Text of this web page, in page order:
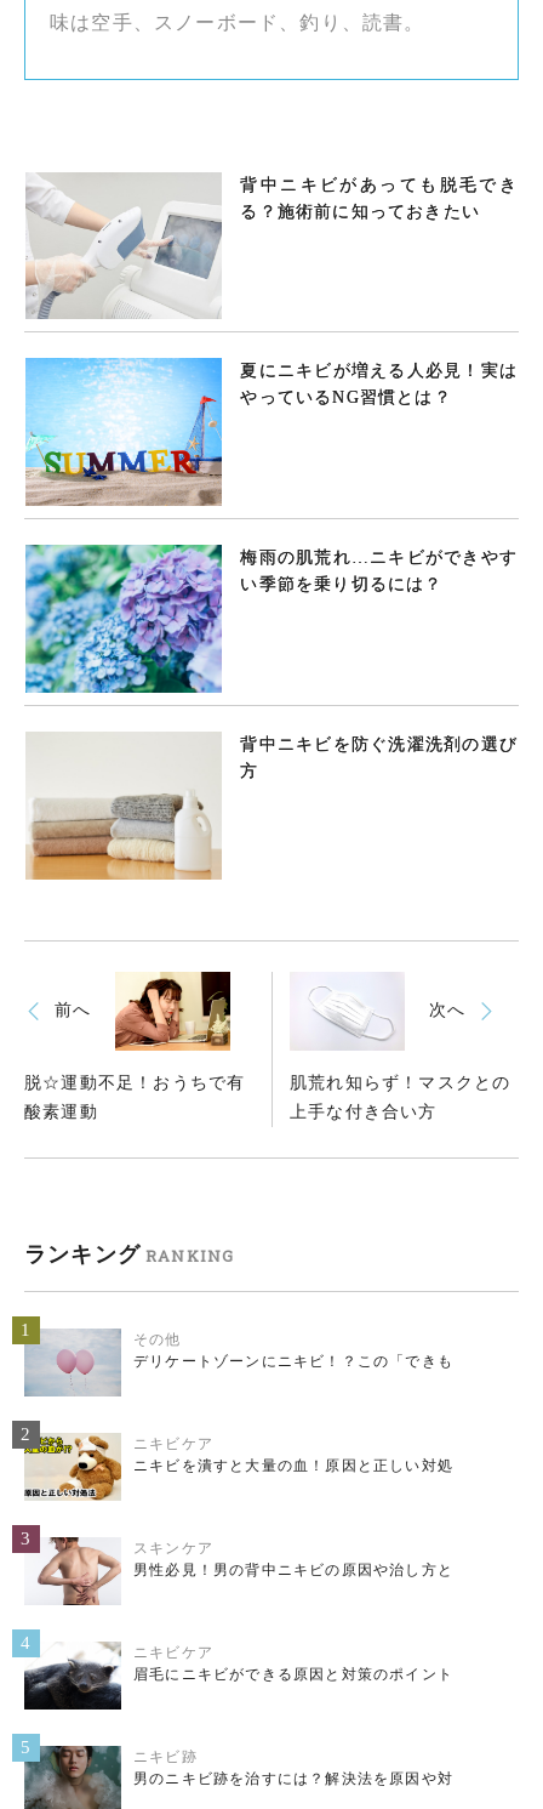
味は空手、スノーボード、釣り、読書。
背中ニキビがあっても脱毛でき
る？施術前に知っておきたい
夏にニキビが増える人必見！実は
やっているNG習慣とは？
梅雨の肌荒れ…ニキビができやす
い季節を乗り切るには？
背中ニキビを防ぐ洗濯洗剤の選び
方
前へ
脱☆運動不足！おうちで有
酸素運動
次へ
肌荒れ知らず！マスクとの
上手な付き合い方
ランキング RANKING
1
その他
デリケートゾーンにニキビ！？この「できも
2
ニキビケア
ニキビを潰すと大量の血！原因と正しい対処
3
スキンケア
男性必見！男の背中ニキビの原因や治し方と
4
ニキビケア
眉毛にニキビができる原因と対策のポイント
5
ニキビ跡
男のニキビ跡を治すには？解決法を原因や対